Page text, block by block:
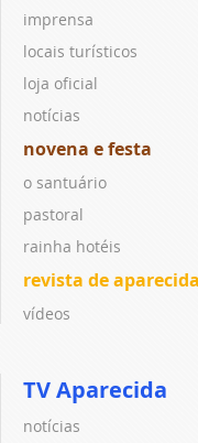
imprensa
locais turísticos
loja oficial
notícias
novena e festa
o santuário
pastoral
rainha hotéis
revista de aparecida
vídeos
TV Aparecida
notícias